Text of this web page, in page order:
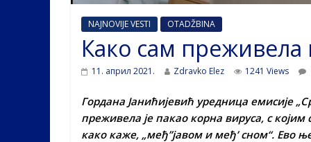
NAJNOVIJE VESTI OTADŽBINA
Како сам преживела
11. април 2021. Zdravko Elez 1241 Views
Гордана Јанићијевић уредница емисије
преживела је пакао корна вируса, с
како каже, „међʼ’јавом и међʼ сном“. Ево